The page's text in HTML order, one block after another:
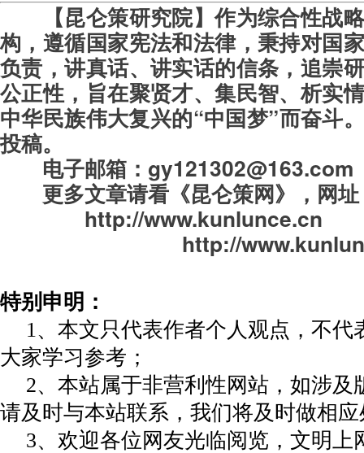
【昆仑策研究院】作为综合性战
构，遵循国家宪法和法律，秉持对国
负责，讲真话、讲实话的信条，追崇
公正性，旨在聚贤才、集民智、析实
中华民族伟大复兴的“中国梦”而奋斗
投稿。
电子邮箱：gy121302@163.com
更多文章请看《昆仑策网》， 网
http://www.kunlunce.cn
http://
特别申明：
1、本文只代表作者个人观点，不代
大家学习参考；
2、本站属于非营利性网站，如涉及
请及时与本站联系，我们将及时做相
3、欢迎各位网友光临阅览，文明上